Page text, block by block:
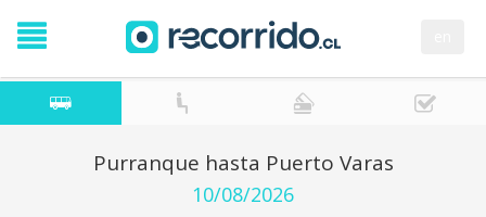
Purranque hasta Puerto Varas
10/08/2026